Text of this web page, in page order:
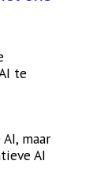
te
maar
AI